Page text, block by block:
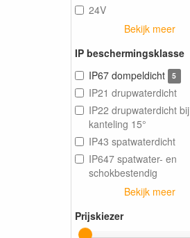
24V
Bekijk meer
IP beschermingsklasse
IP67 dompeldicht
5
IP21 drupwaterdicht
IP22 drupwaterdicht bij
kanteling 15°
IP43 spatwaterdicht
IP647 spatwater- en
schokbestendig
Bekijk meer
Prijskiezer